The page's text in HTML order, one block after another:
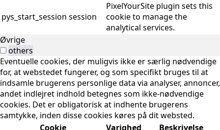
pys_start_session session
PixelYourSite plugin sets this
cookie to manage the
analytical services.
Øvrige
others
Eventuelle cookies, der muligvis ikke er særlig nødvendige
for, at webstedet fungerer, og som specifikt bruges til at
indsamle brugerens personlige data via analyser, annoncer,
andet indlejret indhold betegnes som ikke-nødvendige
cookies. Det er obligatorisk at indhente brugerens
samtykke, inden disse cookies køres på dit websted.
Cookie
Varighed Beskrivelse